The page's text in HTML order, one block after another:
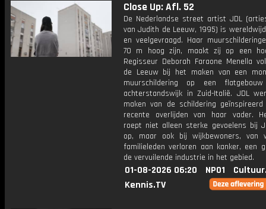
Close Up: Afl. 52
De Nederlandse street artist JDL
van Judith de Leeuw, 1995) is
en veelgevraagd. Haar
70 m hoog zijn, maakt zij op een
Regisseur Deborah Faraone Menella
de Leeuw bij het maken van een
muurschildering op een
achterstandswijk in Zuid-Italië. JDL
maken van de schildering
recente overlijden van haar vader.
roept niet alleen sterke gevoelens bij
op, maar ook bij wijkbewoners, van
familieleden verloren aan kanker, een
de vervuilende industrie in het gebied.
01-08-2026 06:20 NPO1
Kennis.TV